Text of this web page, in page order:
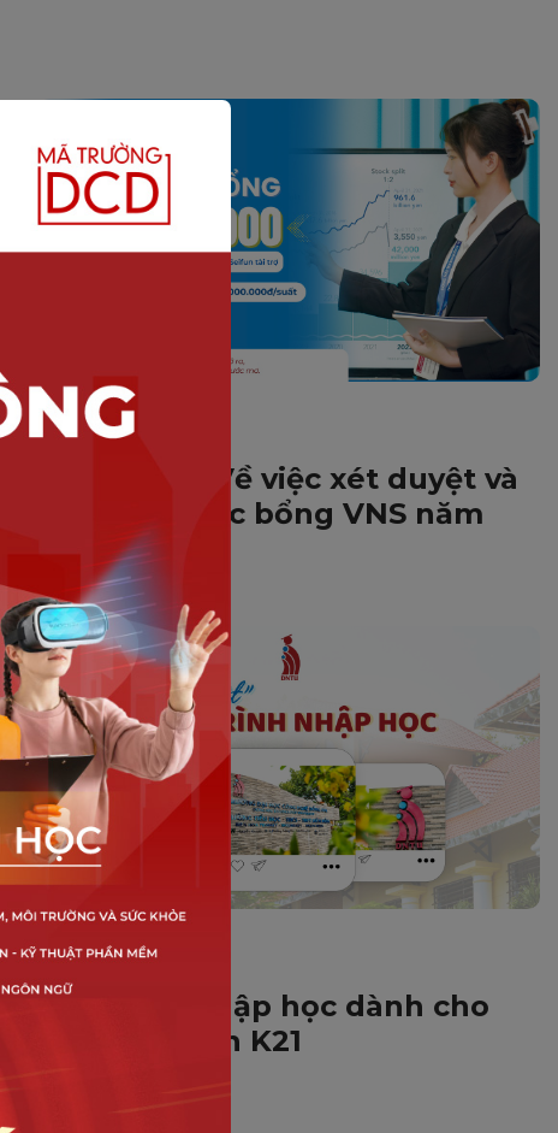
HOẠT ĐỘNG DNTU
Thông báo Về việc xét duyệt và
trao tặng học bổng VNS năm
2025
TUYỂN SINH
Quy trình nhập học dành cho
Tân sinh viên K21